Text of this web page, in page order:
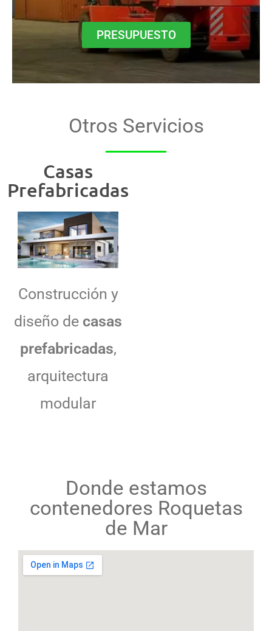
PRESUPUESTO
Otros Servicios
Casas
Prefabricadas
Construcción y
diseño de casas
prefabricadas,
arquitectura
modular
Donde estamos
contenedores Roquetas
de Mar